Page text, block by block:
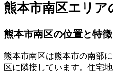
熊本市南区エリア
熊本市南区の位置と特徴
熊本市南区は熊本市の南部
区に隣接しています。住宅